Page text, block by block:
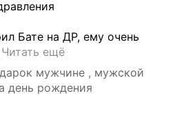
Бате на ДР, ему очень
Читать ещё
мужчине , мужской
день рождения